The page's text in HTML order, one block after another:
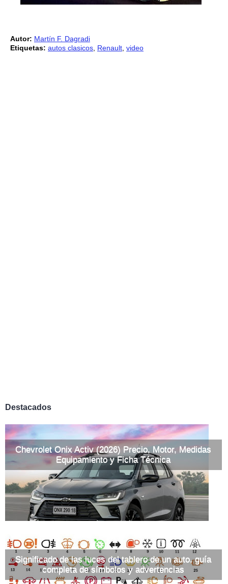
Autor: Martín F. Dagradi
Etiquetas: autos clasicos, Renault, video
Destacados
Chevrolet Onix Activ (2026) Precio, Motor, Medidas
Equipamiento y Ficha Técnica
Significado de las luces del tablero de un auto, guía
completa de símbolos y advertencias